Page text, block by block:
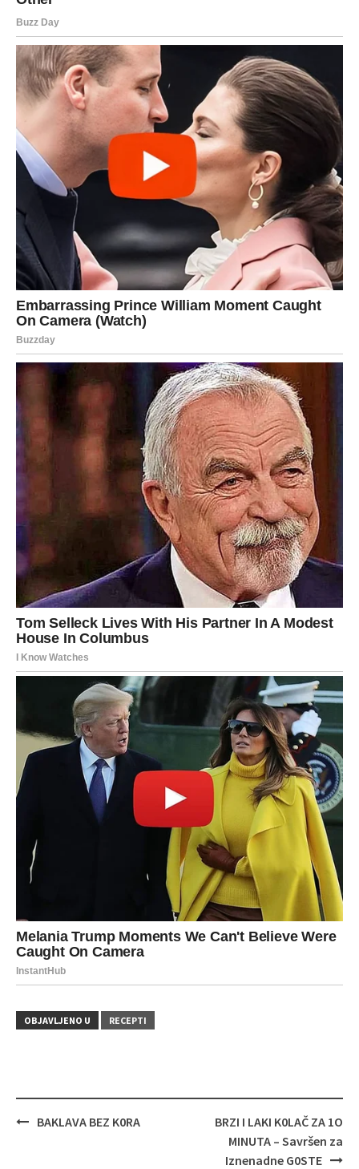
OBJAVLJENO U RECEPTI
Navigacija
BAKLAVA BEZ K0RA
BRZI I LAKI K0LAČ ZA 1O
MINUTA – Savršen za
Iznenadne G0STE